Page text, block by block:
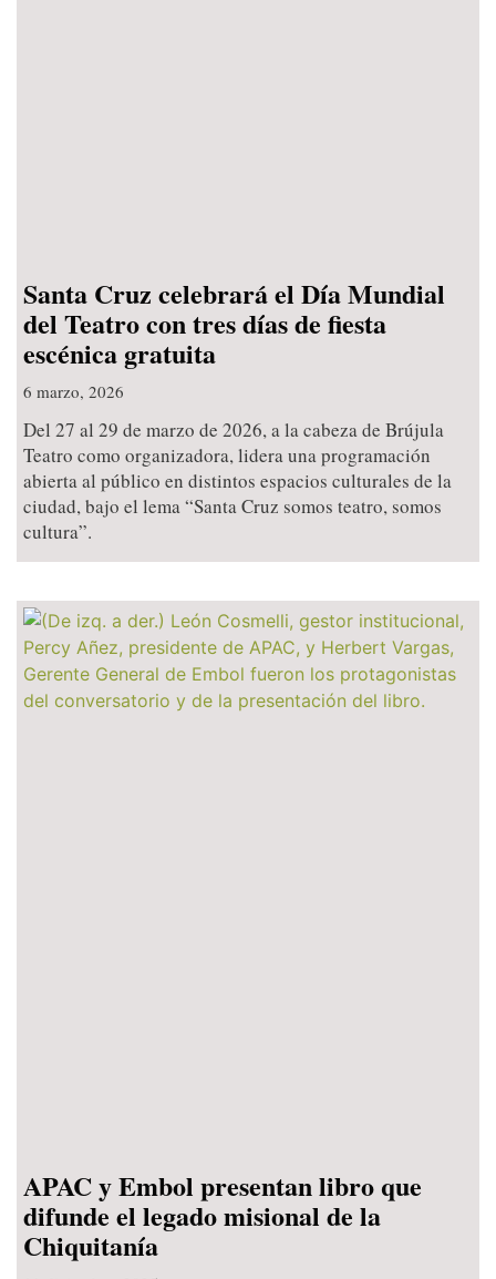
Santa Cruz celebrará el Día Mundial
del Teatro con tres días de fiesta
escénica gratuita
6 marzo, 2026
Del 27 al 29 de marzo de 2026, a la cabeza de Brújula
Teatro como organizadora, lidera una programación
abierta al público en distintos espacios culturales de la
ciudad, bajo el lema “Santa Cruz somos teatro, somos
cultura”.
APAC y Embol presentan libro que
difunde el legado misional de la
Chiquitanía